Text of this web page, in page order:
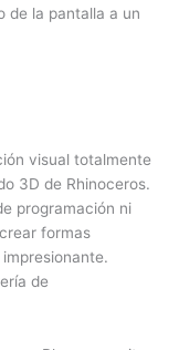
de la pantalla a un
visual totalmente
3D de Rhinoceros.
programación ni
formas
de